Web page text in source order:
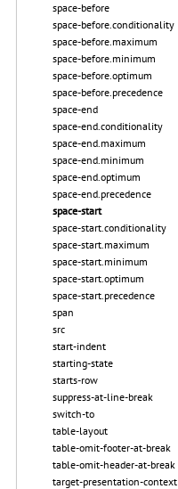
space-before
space-before.conditionality
space-before.maximum
space-before.minimum
space-before.optimum
space-before.precedence
space-end
space-end.conditionality
space-end.maximum
space-end.minimum
space-end.optimum
space-end.precedence
space-start
space-start.conditionality
space-start.maximum
space-start.minimum
space-start.optimum
space-start.precedence
span
src
start-indent
starting-state
starts-row
suppress-at-line-break
switch-to
table-layout
table-omit-footer-at-break
table-omit-header-at-break
target-presentation-context